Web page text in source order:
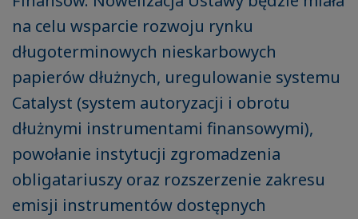
na celu wsparcie rozwoju rynku
długoterminowych nieskarbowych
papierów dłużnych, uregulowanie systemu
Catalyst (system autoryzacji i obrotu
dłużnymi instrumentami finansowymi),
powołanie instytucji zgromadzenia
obligatariuszy oraz rozszerzenie zakresu
emisji instrumentów dostępnych